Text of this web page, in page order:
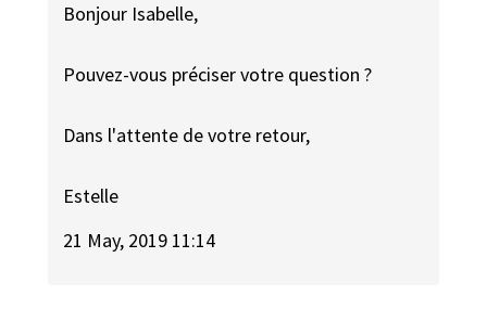
Bonjour Isabelle,
Pouvez-vous préciser votre question ?
Dans l'attente de votre retour,
Estelle
21 May, 2019 11:14